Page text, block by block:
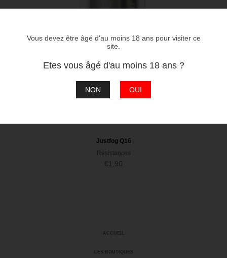
Vous devez être âgé d'au moins 18 ans pour visiter ce
site.
Etes vous âgé d'au moins 18 ans ?
NON OUI
Justfog Q16
Résistances
€1,90
ACCUEIL
LES BOUTIQUES